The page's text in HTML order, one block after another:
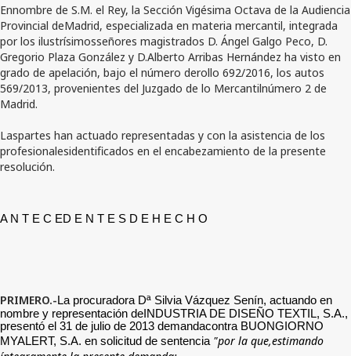
Ennombre de S.M. el Rey, la Sección Vigésima Octava de la Audiencia
Provincial deMadrid, especializada en materia mercantil, integrada
por los ilustrísimosseñores magistrados D. Ángel Galgo Peco, D.
Gregorio Plaza González y D.Alberto Arribas Hernández ha visto en
grado de apelación, bajo el número derollo 692/2016, los autos
569/2013, provenientes del Juzgado de lo Mercantilnúmero 2 de
Madrid.
Laspartes han actuado representadas y con la asistencia de los
profesionalesidentificados en el encabezamiento de la presente
resolución.
A N T E C ED E N T E S D E H E C H O
PRIMERO.- La procuradora Dª Silvia Vázquez Senín, actuando en
nombre y representación deINDUSTRIA DE DISEÑO TEXTIL, S.A.,
presentó el 31 de julio de 2013 demandacontra BUONGIORNO
MYALERT, S.A. en solicitud de sentencia "por la que,estimando